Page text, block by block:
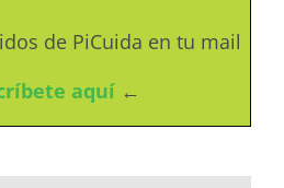
de PiCuida en tu mail
aquí ←